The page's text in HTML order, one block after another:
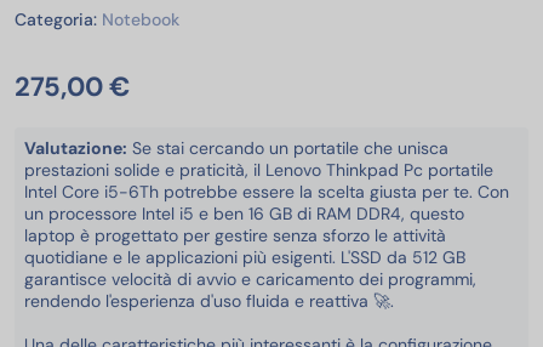
Categoria: NotebookNotebook
275,00 €
Valutazione: Se stai cercando un portatile che unisca
prestazioni solide e praticità, il Lenovo Thinkpad Pc portatile
Intel Core i5-6Th potrebbe essere la scelta giusta per te. Con
un processore Intel i5 e ben 16 GB di RAM DDR4, questo
laptop è progettato per gestire senza sforzo le attività
quotidiane e le applicazioni più esigenti. L'SSD da 512 GB
garantisce velocità di avvio e caricamento dei programmi,
rendendo l'esperienza d'uso fluida e reattiva 🚀.